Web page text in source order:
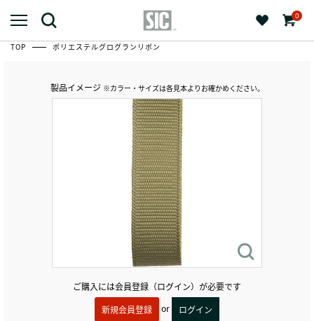
0
TOP ポリエステルグログランリボン
製品イメージ ※カラー・サイズは各見本よりお確かめください。
ご購入には会員登録（ログイン）が必要です
新規会員登録
or
ログイン